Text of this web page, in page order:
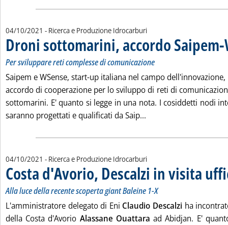
04/10/2021 - Ricerca e Produzione Idrocarburi
Droni sottomarini, accordo Saipem-
Per sviluppare reti complesse di comunicazione
Saipem e WSense, start-up italiana nel campo
accordo di cooperazione per lo sviluppo di reti di
sottomarini. E' quanto si legge in una nota. I cosiddetti nodi
saranno progettati e qualificati da Saip...
04/10/2021 - Ricerca e Produzione Idrocarburi
Costa d'Avorio, Descalzi in visita
Alla luce della recente scoperta giant Baleine 1-X
L'amministratore delegato di Eni Claudio Descalzi ha
della Costa d'Avorio Alassane Ouattara ad Abidjan. E'